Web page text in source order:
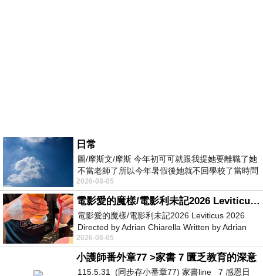
日常
圖/摩斯文/摩斯 今年初可可就跟我提她要離職了她
不當老師了所以今年暑假後她就不回學校了當時問
她不是很喜歡幼幼班的小朋友嗎捨得不
2026-08-05
電影愛的魔樣/電影利未記2026 Leviticus 2026
電影愛的魔樣/電影利未記2026 Leviticus 2026
Directed by Adrian Chiarella Written by Adrian
Chiarella Starring Joe Bird
2026-08-05
小護師番外章77 >家書 7 匱乏教育的深意
115.5.31 (同步存小番章77) 家書line 7 感恩日